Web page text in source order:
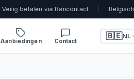
Veilig betalen via Bancontact
Aanbiedingen Contact
🇧🇪NL